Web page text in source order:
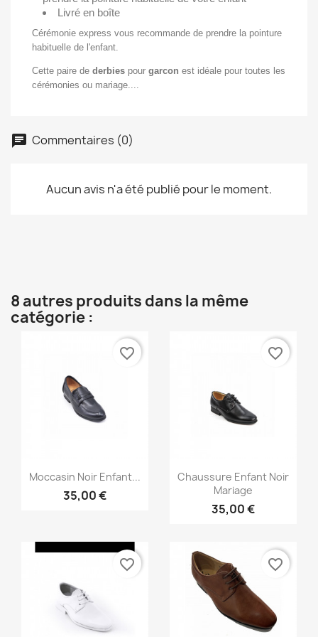
Livré en boîte
Cérémonie express vous recommande de prendre la pointure
habituelle de l'enfant.
Cette paire de derbies pour garcon est idéale pour toutes les
cérémonies ou mariage....
Commentaires (0)
Aucun avis n'a été publié pour le moment.
8 autres produits dans la même
catégorie :
Aperçu rapide
Moccasin Noir Enfant...
35,00 €
favorite_border
Aperçu rapide
Chaussure Enfant Noir
Mariage
35,00 €
favorite_border
favorite_border favorite_border